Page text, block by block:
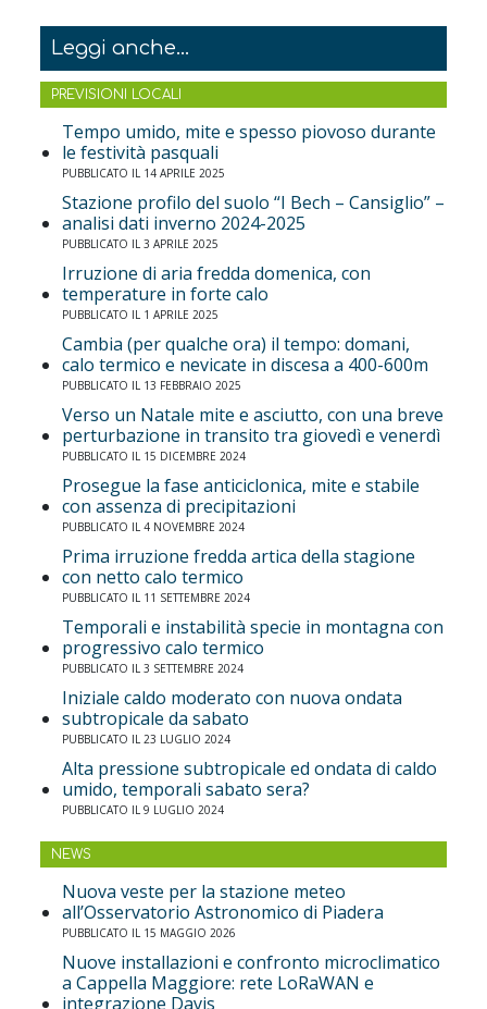
Leggi anche...
PREVISIONI LOCALI
Tempo umido, mite e spesso piovoso durante
le festività pasquali
PUBBLICATO IL 14 APRILE 2025
Stazione profilo del suolo “I Bech – Cansiglio” –
analisi dati inverno 2024-2025
PUBBLICATO IL 3 APRILE 2025
Irruzione di aria fredda domenica, con
temperature in forte calo
PUBBLICATO IL 1 APRILE 2025
Cambia (per qualche ora) il tempo: domani,
calo termico e nevicate in discesa a 400-600m
PUBBLICATO IL 13 FEBBRAIO 2025
Verso un Natale mite e asciutto, con una breve
perturbazione in transito tra giovedì e venerdì
PUBBLICATO IL 15 DICEMBRE 2024
Prosegue la fase anticiclonica, mite e stabile
con assenza di precipitazioni
PUBBLICATO IL 4 NOVEMBRE 2024
Prima irruzione fredda artica della stagione
con netto calo termico
PUBBLICATO IL 11 SETTEMBRE 2024
Temporali e instabilità specie in montagna con
progressivo calo termico
PUBBLICATO IL 3 SETTEMBRE 2024
Iniziale caldo moderato con nuova ondata
subtropicale da sabato
PUBBLICATO IL 23 LUGLIO 2024
Alta pressione subtropicale ed ondata di caldo
umido, temporali sabato sera?
PUBBLICATO IL 9 LUGLIO 2024
NEWS
Nuova veste per la stazione meteo
all’Osservatorio Astronomico di Piadera
PUBBLICATO IL 15 MAGGIO 2026
Nuove installazioni e confronto microclimatico
a Cappella Maggiore: rete LoRaWAN e
integrazione Davis